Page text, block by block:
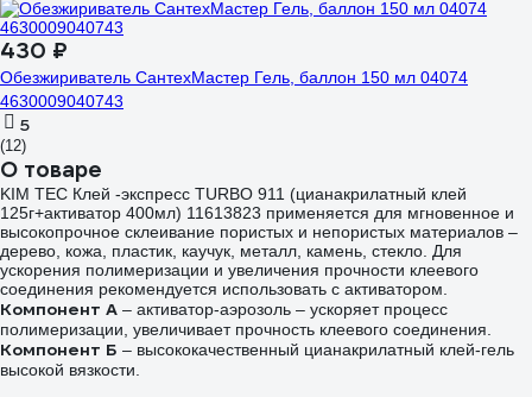
430 ₽
Обезжириватель СантехМастер Гель, баллон 150 мл 04074
4630009040743
5
(12)
О товаре
KIM TEC Клей -экспресс TURBO 911 (цианакрилатный клей
125г+активатор 400мл) 11613823 применяется для мгновенное и
высокопрочное склеивание пористых и непористых материалов –
дерево, кожа, пластик, каучук, металл, камень, стекло. Для
ускорения полимеризации и увеличения прочности клеевого
соединения рекомендуется использовать с активатором.
Компонент А – активатор-аэрозоль – ускоряет процесс
полимеризации, увеличивает прочность клеевого соединения.
Компонент Б – высококачественный цианакрилатный клей-гель
высокой вязкости.